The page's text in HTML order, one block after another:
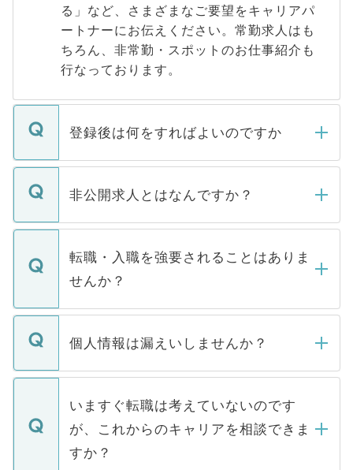
る」など、さまざまなご要望をキャリアパ
ートナーにお伝えください。常勤求人はも
ちろん、非常勤・スポットのお仕事紹介も
行なっております。
登録後は何をすればよいのですか
ご登録いただきましたら、弊社担当者がご
登録内容を確認し、その後メールもしくは
ます。通常、5営業日以内にはご連絡をせて
いただきますので、しばらくお待ちくださ
非公開求人とはなんですか？
マイナビDOCTORで取り扱っている求人の
うち約3割は、Webサイトからご覧いただ
けない「非公開求人」です。非公開求人は
下記の理由によって、一般には公開してい
ません。
■応募殺到を避けるため 人気のある医療機
関を公にしてしまうと、応募が殺到する場
に、医療機関が求める条件に合った人材の
みを人材紹介会社に依頼するケースが増え
ています。
転職・入職を強要されることはありま
せんか？
転職・入職を強要することは一切ありませ
ん。また、仮に応募先から内定をいただい
定を承諾する必要はありません。内定先へ
の辞退の連絡はキャリアパートナーが行い
個人情報は漏えいしませんか？
個人情報が漏えいすることはありませんの
で、ご安心ください。当サイトからの登録
などで収集したご登録者様の個人情報は、
ご本人のキャリアアップおよび転職活動の
支援を目的に使用いたします。お預かりし
いますぐ転職は考えていないのです
が、これからのキャリアを相談できま
すか？